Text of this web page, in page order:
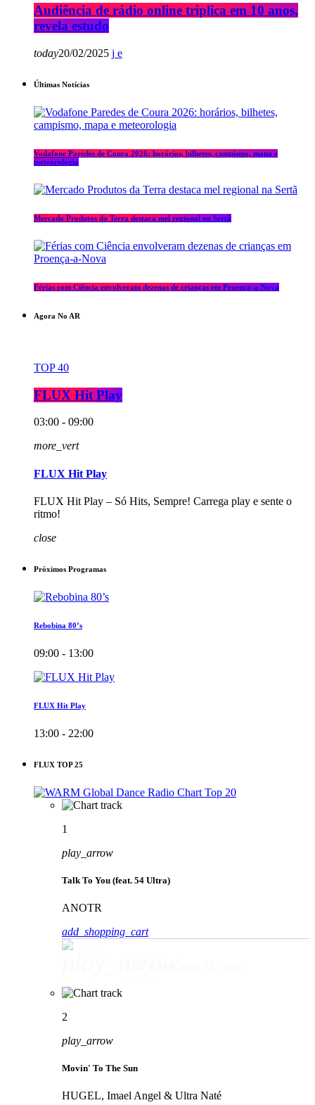
Audiência de rádio online triplica em 10 anos,
revela estudo
today20/02/2025
Últimas Notícias
Vodafone Paredes de Coura 2026: horários, bilhetes, campismo, mapa e
meteorologia
Mercado Produtos da Terra destaca mel regional na Sertã
Férias com Ciência envolveram dezenas de crianças em Proença-a-Nova
Agora No AR
TOP 40
FLUX Hit Play
03:00 - 09:00
more_vert
FLUX Hit Play
FLUX Hit Play – Só Hits, Sempre! Carrega play e sente o
ritmo!
close
Próximos Programas
Rebobina 80’s
09:00 - 13:00
FLUX Hit Play
13:00 - 22:00
FLUX TOP 25
1
play_arrow
Talk To You (feat. 54 Ultra)
ANOTR
add_shopping_cart
2
play_arrow
Movin' To The Sun
HUGEL, Imael Angel & Ultra Naté